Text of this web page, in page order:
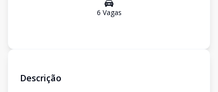
6 Vagas
Descrição